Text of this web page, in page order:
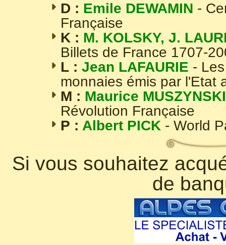
D : Emile DEWAMIN -
Française
K : M. KOLSKY, J.
Billets de France 1707-
L : Jean LAFAURIE -
monnaies émis par l'Etat
M : Maurice MUSZYNSKI
Révolution Française
P : Albert PICK - World
Si vous souhaitez
de